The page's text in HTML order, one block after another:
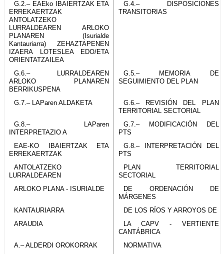
G.2.– EAEko IBAIERTZAK ETA
ERREKAERTZAK
ANTOLATZEKO
LURRALDEAREN ARLOKO
PLANAREN (Isurialde
Kantauriarra) ZEHAZTAPENEN
IZAERA LOTESLEA EDO/ETA
ORIENTATZAILEA
G.4.– DISPOSICIONES
TRANSITORIAS
G.6.– LURRALDEAREN
ARLOKO PLANAREN
BERRIKUSPENA
G.5.– MEMORIA DE
SEGUIMIENTO DEL PLAN
G.7.– LAParen ALDAKETA
G.6.– REVISIÓN DEL PLAN
TERRITORIAL SECTORIAL
G.8.– LAParen
INTERPRETAZIO A
G.7.– MODIFICACIÓN DEL
PTS
EAE-KO IBAIERTZAK ETA
ERREKAERTZAK
G.8.– INTERPRETACIÓN DEL
PTS
ANTOLATZEKO
LURRALDEAREN
PLAN TERRITORIAL
SECTORIAL
ARLOKO PLANA - ISURIALDE
DE ORDENACIÓN DE
MÁRGENES
KANTAURIARRA
DE LOS RÍOS Y ARROYOS DE
ARAUDIA
LA CAPV - VERTIENTE
CANTÁBRICA
A.– ALDERDI OROKORRAK
NORMATIVA